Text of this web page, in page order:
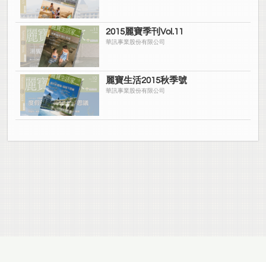
2015麗寶季刊Vol.11
華訊事業股份有限公司
麗寶生活2015秋季號
華訊事業股份有限公司